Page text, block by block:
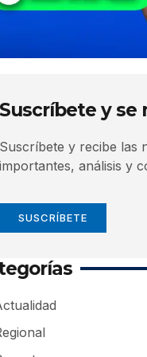
Suscríbete y se
Suscríbete y recibe las
importantes, análisis y
SUSCRÍBETE